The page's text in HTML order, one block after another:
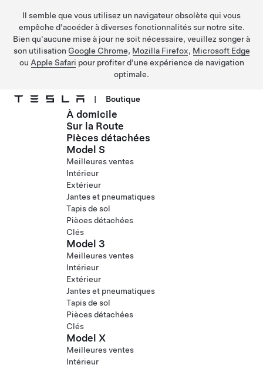
Il semble que vous utilisez un navigateur obsolète qui vous
empêche d'accéder à diverses fonctionnalités sur notre site.
Bien qu'aucune mise à jour ne soit nécessaire, veuillez songer à
son utilisation Google Chrome, Mozilla Firefox, Microsoft Edge
ou Apple Safari pour profiter d'une expérience de navigation
optimale.
Passer au contenu principal
| Boutique
À domicile
Sur la Route
Pièces détachées
Model S
Meilleures ventes
Intérieur
Extérieur
Jantes et pneumatiques
Tapis de sol
Pièces détachées
Clés
Model 3
Meilleures ventes
Intérieur
Extérieur
Jantes et pneumatiques
Tapis de sol
Pièces détachées
Clés
Model X
Meilleures ventes
Intérieur